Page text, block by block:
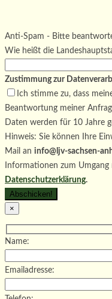
Bitte lasse dieses Feld leer.
Anti-Spam - Bitte
Wie heißt die
Zustimmung zur
Ich stimme zu, dass
Beantwortung meiner
Daten werden für 10 Jahre
Hinweis: Sie können Ihre
Mail an info@ljv-sachsen-
Informationen zum
Datenschutzerklärung.
×
Name:
Emailadresse: